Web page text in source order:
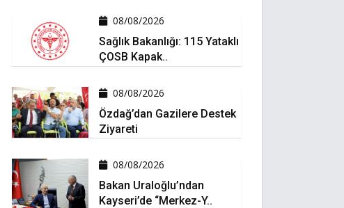
08/08/2026
Sağlık Bakanlığı: 115 Yataklı
ÇOSB Kapak..
08/08/2026
Özdağ’dan Gazilere Destek
Ziyareti
08/08/2026
Bakan Uraloğlu’ndan
Kayseri’de “Merkez-Y..